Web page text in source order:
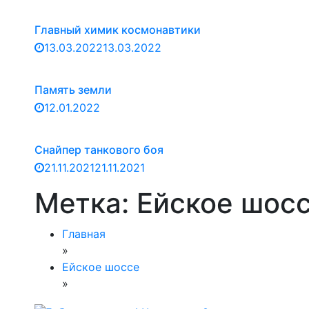
Главный химик космонавтики
13.03.202213.03.2022
Память земли
12.01.2022
Снайпер танкового боя
21.11.202121.11.2021
Метка: Ейское
Главная
»
Ейское шоссе
»